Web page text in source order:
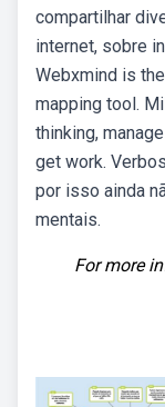
compartilhar
internet, sobre
Webxmind is
mapping tool.
thinking,
get work.
por isso ainda
mentais.
For more